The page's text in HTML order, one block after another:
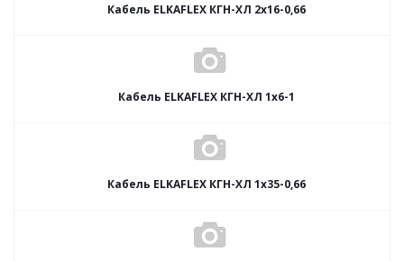
Кабель ELKAFLEX КГН-ХЛ 2x16-0,66
Кабель ELKAFLEX КГН-ХЛ 1x6-1
Кабель ELKAFLEX КГН-ХЛ 1x35-0,66